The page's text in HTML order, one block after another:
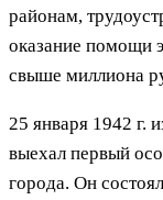
районам,
оказание помощи
свыше миллиона
25 января 1942 г.
выехал первый
города. Он